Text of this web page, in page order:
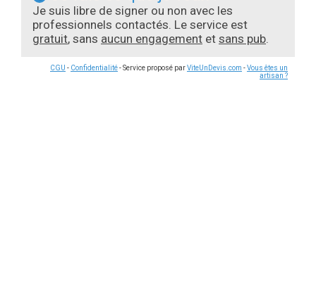
Je suis libre de signer ou non avec les
professionnels contactés. Le service est
gratuit, sans aucun engagement et sans pub.
CGU - Confidentialité- Service proposé parViteUnDevis.com -Vous êtes un
artisan ?